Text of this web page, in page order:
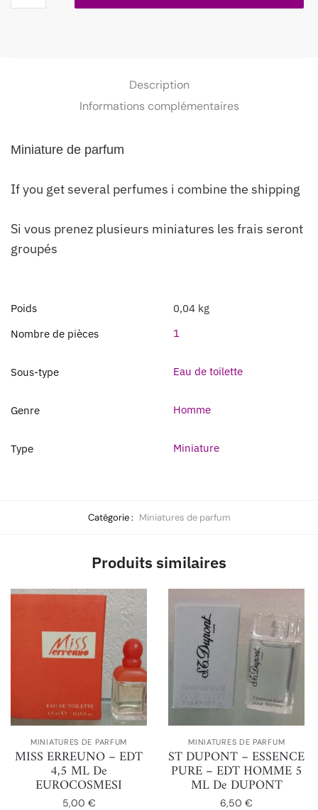
Description
Informations complémentaires
Miniature de parfum
If you get several perfumes i combine the shipping
Si vous prenez plusieurs miniatures les frais seront
groupés
Poids
0,04 kg
Nombre de pièces
1
Sous-type Eau de toilette
Genre Homme
Type Miniature
Catégorie : Miniatures de parfum
Produits similaires
MINIATURES DE PARFUM
MISS ERREUNO – EDT
4,5 ML De
EUROCOSMESI
5,00 €
MINIATURES DE PARFUM
ST DUPONT – ESSENCE
PURE – EDT HOMME 5
ML De DUPONT
6,50€